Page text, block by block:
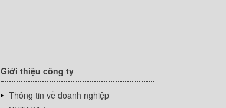
Giới thiệu công ty
Thông tin về doanh nghiệp